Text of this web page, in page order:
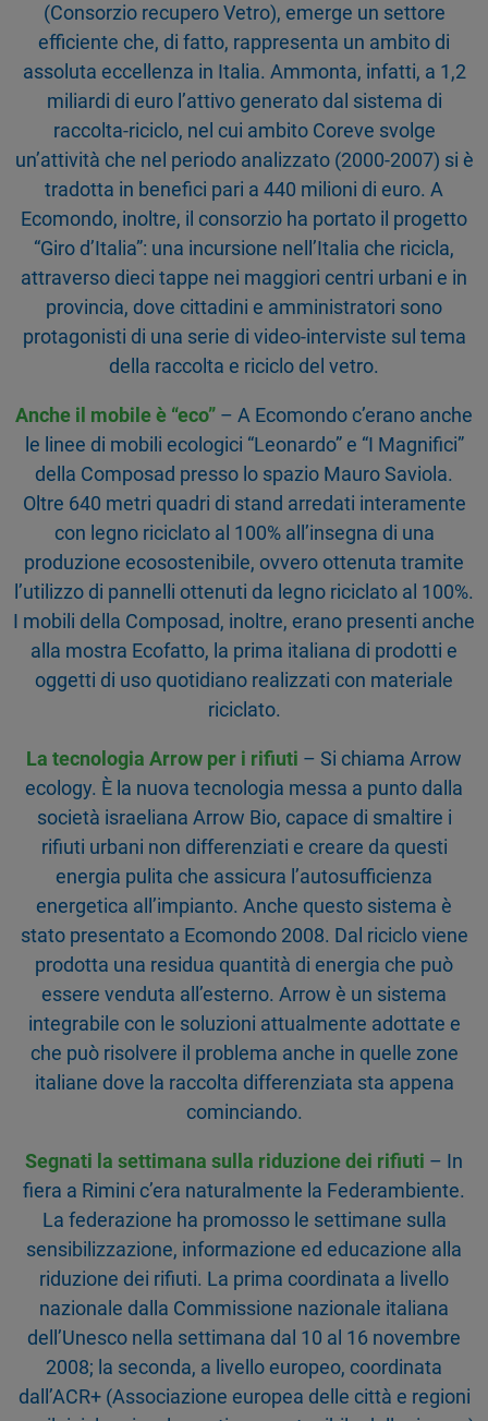
(Consorzio recupero Vetro), emerge un settore
efficiente che, di fatto, rappresenta un ambito di
assoluta eccellenza in Italia. Ammonta, infatti, a 1,2
miliardi di euro l’attivo generato dal sistema di
raccolta-riciclo, nel cui ambito Coreve svolge
un’attività che nel periodo analizzato (2000-2007) si è
tradotta in benefici pari a 440 milioni di euro. A
Ecomondo, inoltre, il consorzio ha portato il progetto
“Giro d’Italia”: una incursione nell’Italia che ricicla,
attraverso dieci tappe nei maggiori centri urbani e in
provincia, dove cittadini e amministratori sono
protagonisti di una serie di video-interviste sul tema
della raccolta e riciclo del vetro.
Anche il mobile è “eco” – A Ecomondo c’erano anche
le linee di mobili ecologici “Leonardo” e “I Magnifici”
della Composad presso lo spazio Mauro Saviola.
Oltre 640 metri quadri di stand arredati interamente
con legno riciclato al 100% all’insegna di una
produzione ecosostenibile, ovvero ottenuta tramite
l’utilizzo di pannelli ottenuti da legno riciclato al 100%.
I mobili della Composad, inoltre, erano presenti anche
alla mostra Ecofatto, la prima italiana di prodotti e
oggetti di uso quotidiano realizzati con materiale
riciclato.
La tecnologia Arrow per i rifiuti – Si chiama Arrow
ecology. È la nuova tecnologia messa a punto dalla
società israeliana Arrow Bio, capace di smaltire i
rifiuti urbani non differenziati e creare da questi
energia pulita che assicura l’autosufficienza
energetica all’impianto. Anche questo sistema è
stato presentato a Ecomondo 2008. Dal riciclo viene
prodotta una residua quantità di energia che può
essere venduta all’esterno. Arrow è un sistema
integrabile con le soluzioni attualmente adottate e
che può risolvere il problema anche in quelle zone
italiane dove la raccolta differenziata sta appena
cominciando.
Segnati la settimana sulla riduzione dei rifiuti – In
fiera a Rimini c’era naturalmente la Federambiente.
La federazione ha promosso le settimane sulla
sensibilizzazione, informazione ed educazione alla
riduzione dei rifiuti. La prima coordinata a livello
nazionale dalla Commissione nazionale italiana
dell’Unesco nella settimana dal 10 al 16 novembre
2008; la seconda, a livello europeo, coordinata
dall’ACR+ (Associazione europea delle città e regioni